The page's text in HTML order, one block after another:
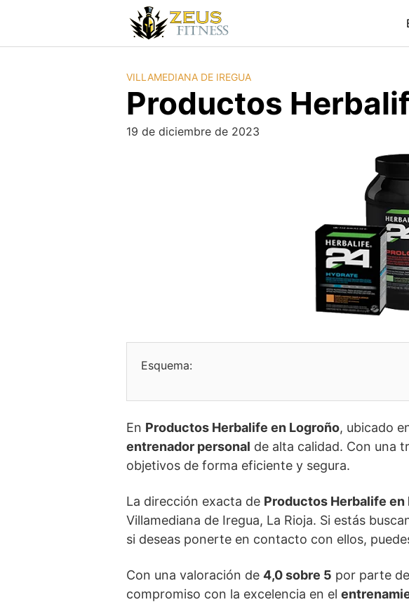
VILLAMEDIANA DE IREGUA
Productos
19 de diciembre de 2023
Esquema:
En Productos Herbalife en Logroño, ubicado
entrenador personal de alta calidad. Con una
objetivos de forma eficiente y segura.
La dirección exacta de Productos Herbalife en
Villamediana de Iregua, La Rioja. Si estás
si deseas ponerte en contacto con ellos,
Con una valoración de 4,0 sobre 5 por parte
compromiso con la excelencia en el